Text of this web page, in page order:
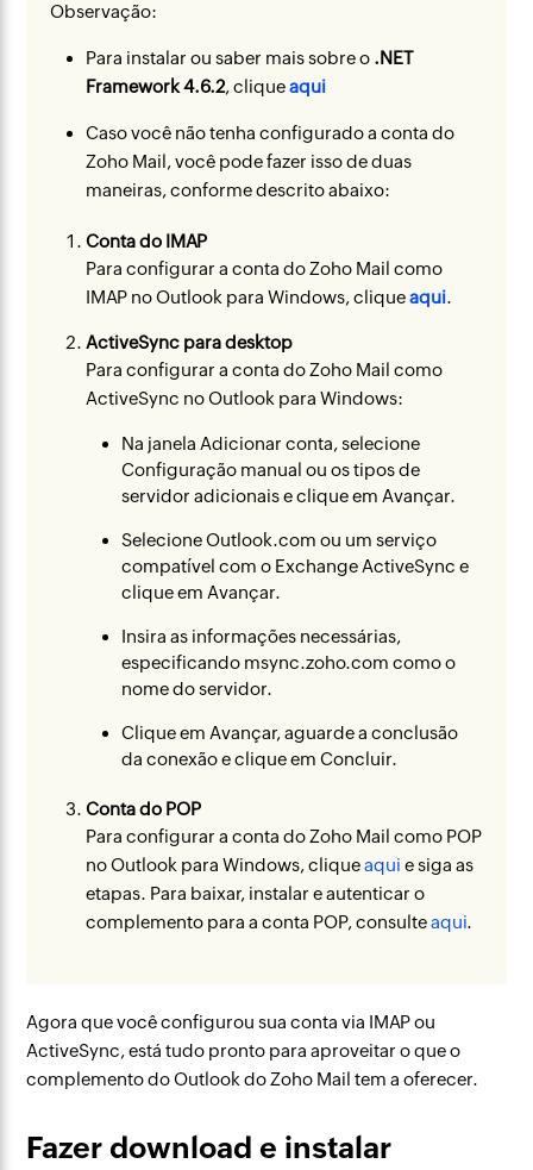
Observação:
Para instalar ou saber mais sobre o .NET
Framework 4.6.2, cliqueaqui
Caso você não tenha configurado a conta do
Zoho Mail, você pode fazer isso de duas
maneiras, conforme descrito abaixo:
Conta do IMAP
Para configurar a conta do Zoho Mail como
IMAP no Outlook para Windows, cliqueaqui.
ActiveSync para desktop
Para configurar a conta do Zoho Mail como
ActiveSync no Outlook para Windows:
Na janela Adicionar conta, selecione
Configuração manual ou os tipos de
servidor adicionais e clique em Avançar.
Selecione Outlook.com ou um serviço
compatível com o Exchange ActiveSync e
clique em Avançar.
Insira as informações necessárias,
especificando msync.zoho.com como o
nome do servidor.
Clique em Avançar, aguarde a conclusão
da conexão e clique em Concluir.
Conta do POP
Para configurar a conta do Zoho Mail como POP
no Outlook para Windows, cliqueaqui e siga as
etapas. Para baixar, instalar e autenticar o
complemento para a conta POP, consulteaqui.
Agora que você configurou sua conta via IMAP ou
ActiveSync, está tudo pronto para aproveitar o que o
complemento do Outlook do Zoho Mail tem a oferecer.
Fazer download e instalar